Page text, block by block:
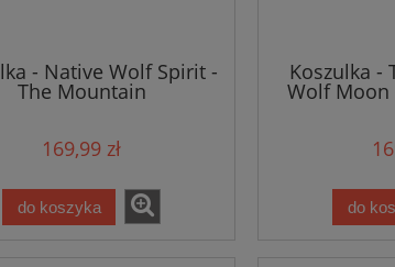
- Native Wolf Spirit -
The Mountain
169,99 zł
do koszyka
Koszulka -
Wolf Moon
do